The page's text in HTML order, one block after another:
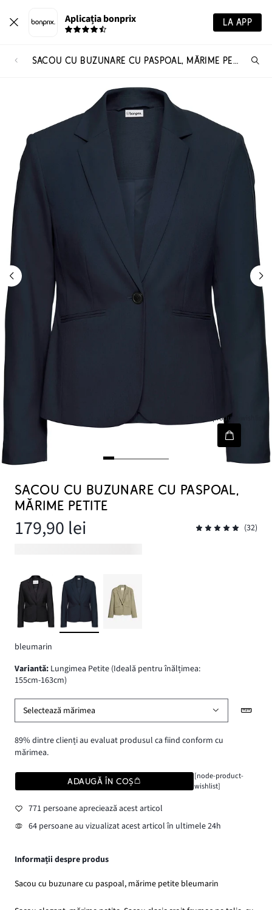
Aplicația bonprix LA APP
SACOU CU BUZUNARE CU PASPOAL, MĂRIME PETITE
[node-product-wishlist]
SACOU CU BUZUNARE CU PASPOAL,
MĂRIME PETITE
179,90 lei (32)
bleumarin
variantă: Lungimea Petite (Ideală pentru înălțimea:
155cm-163cm)
Selectează mărimea
89% dintre clienți au evaluat produsul ca fiind conform cu
mărimea.
ADAUGĂ ÎN COȘ
[node-product-
wishlist]
771 persoane apreciează acest articol
64 persoane au vizualizat acest articol în ultimele 24h
Informații despre produs
Sacou cu buzunare cu paspoal, mărime petite bleumarin